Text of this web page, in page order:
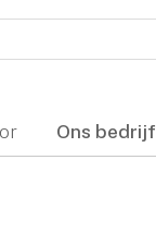
Ons bedrijf